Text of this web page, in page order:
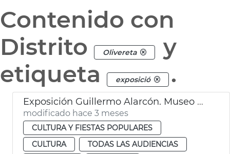
Contenido con
Distrito
Olivereta
y
etiqueta
exposició .
Exposición Guillermo Alarcón. Museo Historia València MHV
modificado hace 3 meses
CULTURA Y FIESTAS POPULARES
CULTURA
TODAS LAS AUDIENCIAS